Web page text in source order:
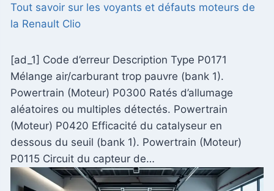
Tout savoir sur les voyants et défauts moteurs de
la Renault Clio
[ad_1] Code d’erreur Description Type P0171
Mélange air/carburant trop pauvre (bank 1).
Powertrain (Moteur) P0300 Ratés d’allumage
aléatoires ou multiples détectés. Powertrain
(Moteur) P0420 Efficacité du catalyseur en
dessous du seuil (bank 1). Powertrain (Moteur)
P0115 Circuit du capteur de…